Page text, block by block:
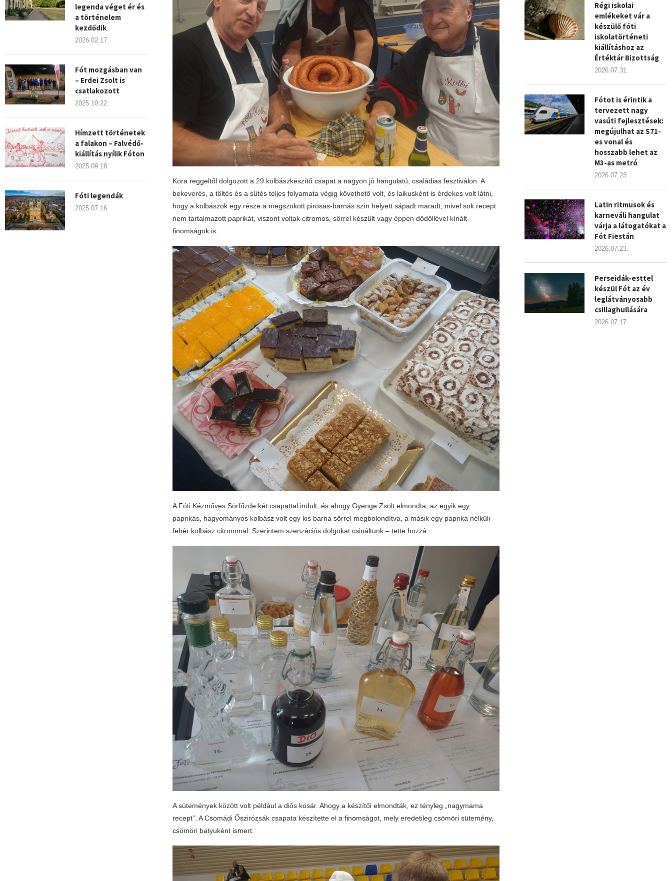
Kora reggeltől dolgozott a 29 kolbászkészítő csapat a nagyon jó hangulatú, családias fesztiválon. A
bekeverés, a töltés és a sütés teljes folyamata végig követhető volt, és laikusként is érdekes volt látni,
hogy a kolbászok egy része a megszokott pirosas-barnás szín helyett sápadt maradt, mivel sok recept
nem tartalmazott paprikát, viszont voltak citromos, sörrel készült vagy éppen dödöllével kínált
finomságok is.
A Fóti Kézműves Sörfőzde két csapattal indult, és ahogy Gyenge Zsolt elmondta, az egyik egy
paprikás, hagyományos kolbász volt egy kis barna sörrel megbolondítva, a másik egy paprika nélküli
fehér kolbász citrommal. Szerintem szenzációs dolgokat csináltunk – tette hozzá.
A sütemények között volt például a diós kosár. Ahogy a készítői elmondták, ez tényleg „nagymama
recept”. A Csomádi Őszirózsák csapata készítette el a finomságot, mely eredetileg csömöri sütemény,
csömöri batyuként ismert.
Régi iskolai
emlékeket vár a
készülő fóti
iskolatörténeti
kiállításhoz az
Értéktár Bizottság
2026.07.31.
Fótot is érintik a
tervezett nagy
vasúti fejlesztések:
megújulhat az S71-
es vonal és
hosszabb lehet az
M3-as metró
2026.07.23.
Latin ritmusok és
karneváli hangulat
várja a látogatókat a
Fót Fiestán
2026.07.23.
Perseidák-esttel
készül Fót az év
leglátványosabb
csillaghullására
2026.07.17.
legenda véget ér és
a történelem
kezdődik
2026.02.17.
Fót mozgásban van
– Erdei Zsolt is
csatlakozott
2025.10.22.
Hímzett történetek
a falakon – Falvédő-
kiállítás nyílik Fóton
2025.09.18.
Fóti legendák
2025.07.16.